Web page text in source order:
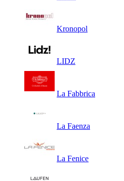
Kronopol
LIDZ
La Fabbrica
La Faenza
La Fenice